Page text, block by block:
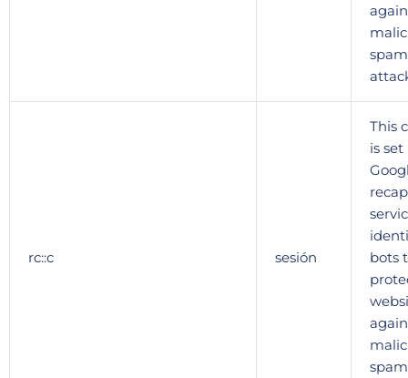
spam
rc::c sesión
This
is
bots
spam